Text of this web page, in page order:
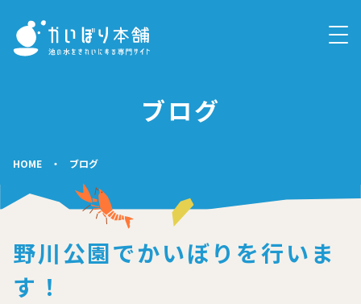
ブログ
HOME ・ ブログ
野川公園でかいぼりを行いま
す！